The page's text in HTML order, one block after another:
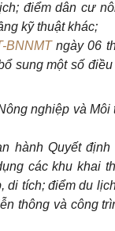
điểm dân cư
kỹ thuật khác;
BNNMTngày 06
sung một số
nghiệp và
hành Quyết
các khu khai
di tích; điểm du
thông và công